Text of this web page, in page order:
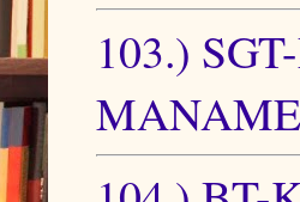
103.)